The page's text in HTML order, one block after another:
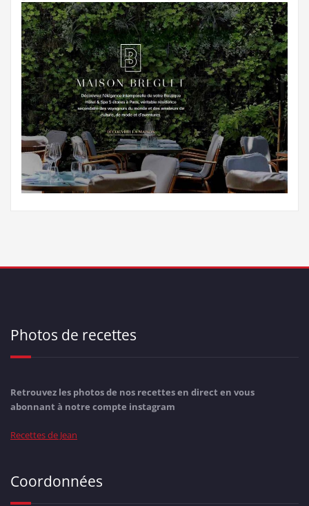
Photos de recettes
Retrouvez les photos de nos recettes en direct en vous
abonnant à notre compte instagram
Recettes de Jean
Coordonnées